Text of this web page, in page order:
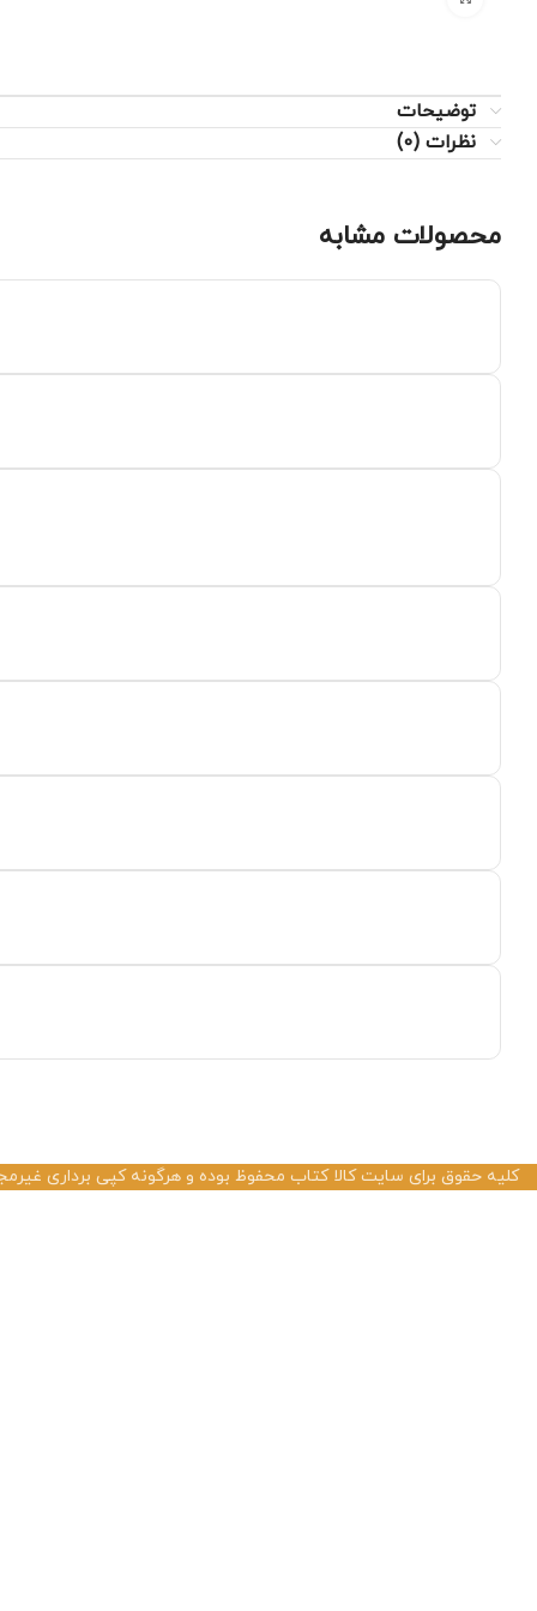
توضیحات
نظرات (0)
محصولات مشابه
کلیه حقوق برای سایت کالا کتاب محفوظ بوده و هرگونه کپی برداری